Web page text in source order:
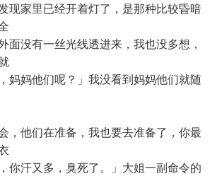
家里已经开着灯了，是那种比较昏暗
面没有一丝光线透进来，我也没多想，
妈妈他们呢？」我没看到妈妈他们就随
他们在准备，我也要去准备了，你最
你汗又多，臭死了。」大姐一副命令的